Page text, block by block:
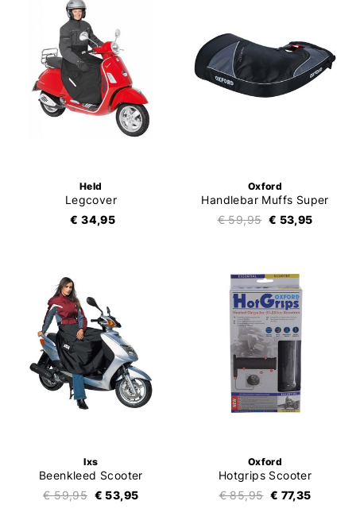
Held
Legcover
€ 34,95
Oxford
Handlebar Muffs Super
€ 59,95 € 53,95
Ixs
Beenkleed Scooter
€ 59,95 € 53,95
Oxford
Hotgrips Scooter
€ 85,95 € 77,35